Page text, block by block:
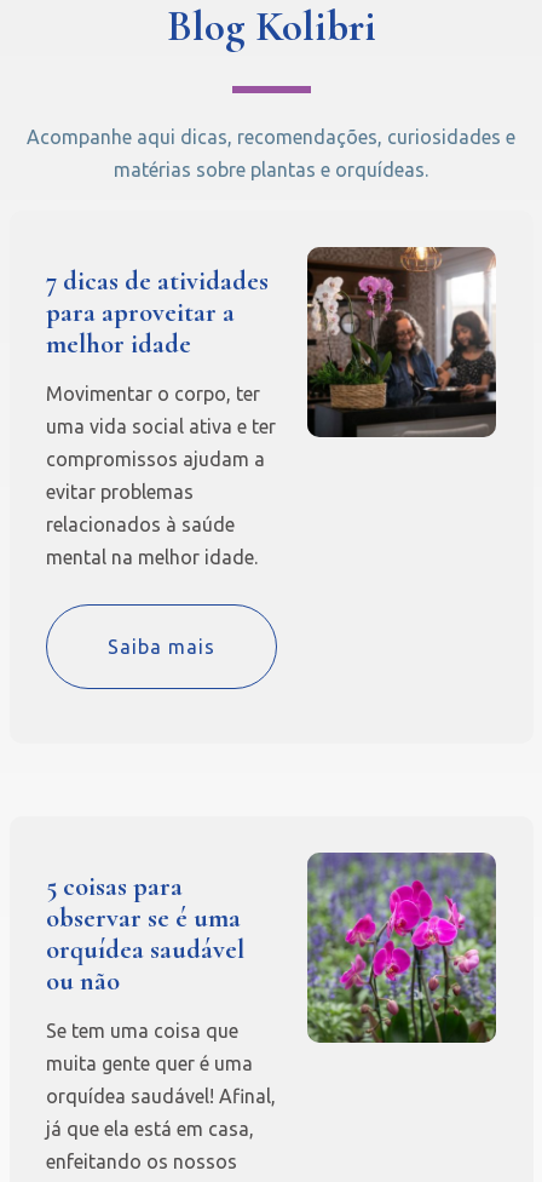
Blog Kolibri
Acompanhe aqui dicas, recomendações, curiosidades e
matérias sobre plantas e orquídeas.
7 dicas de atividades
para aproveitar a
melhor idade
Movimentar o corpo, ter
uma vida social ativa e ter
compromissos ajudam a
evitar problemas
relacionados à saúde
mental na melhor idade.
Saiba mais
5 coisas para
observar se é uma
orquídea saudável
ou não
Se tem uma coisa que
muita gente quer é uma
orquídea saudável! Afinal,
já que ela está em casa,
enfeitando os nossos